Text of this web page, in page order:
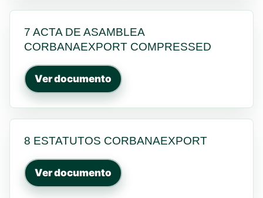
7 ACTA DE ASAMBLEA
CORBANAEXPORT COMPRESSED
Ver documento
8 ESTATUTOS CORBANAEXPORT
Ver documento